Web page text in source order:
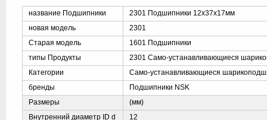
название Подшипники
2301 Подшипники 12x37x17мм
новая модель
2301
Старая модель
1601 Подшипники
типы Продукты
2301 Само-устанавливающиеся
Категории
Само-устанавливающиеся
бренды
Подшипники NSK
Размеры
(мм)
Внутренний диаметр ID d
12